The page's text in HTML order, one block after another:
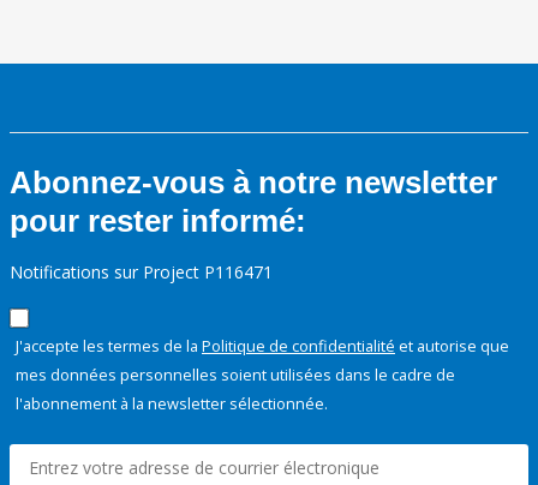
Abonnez-vous à notre newsletter
pour rester informé:
Notifications sur Project P116471
J'accepte les termes de la Politique de confidentialité et autorise que
mes données personnelles soient utilisées dans le cadre de
l'abonnement à la newsletter sélectionnée.